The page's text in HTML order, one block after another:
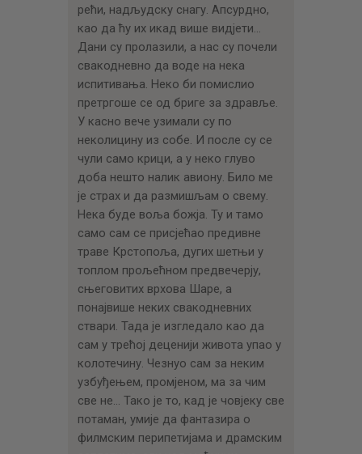
рећи, надљудску снагу. Апсурдно,
као да ћу их икад више видјети…
Дани су пролазили, а нас су почели
свакодневно да воде на нека
испитивања. Неко би помислио
претргоше се од бриге за здравље.
У касно вече узимали су по
неколицину из собе. И после су се
чули само крици, а у неко глуво
доба нешто налик авиону. Било ме
је страх и да размишљам о свему.
Нека буде воља божја. Ту и тамо
само сам се присјећао предивне
траве Крстопоља, дугих шетњи у
топлом прољећном предвечерју,
сњеговитих врхова Шаре, а
понајвише неких свакодневних
ствари. Тада је изгледало као да
сам у трећој деценији живота упао у
колотечину. Чезнуо сам за неким
узбуђењем, промјеном, ма за чим
све не… Тако је то, кад је човјеку све
потаман, умије да фантазира о
филмским перипетијама и драмским